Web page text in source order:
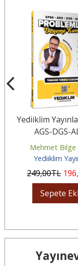
Yediiklim
AGS-DGS-
Problemler
Video
Mehmet Bilge
Yediiklim
249,00TL 196
Sepete